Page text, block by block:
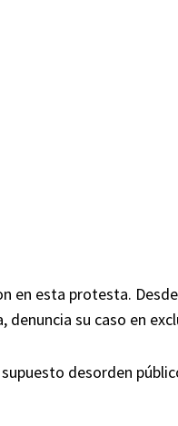
en esta protesta.
su caso en
desorden